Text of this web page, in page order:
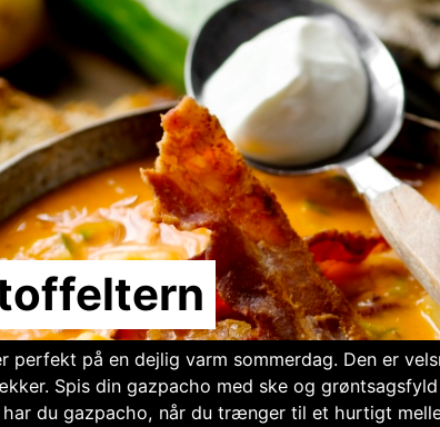
på en dejlig varm sommerdag. Den er
Spis din gazpacho med ske og
du gazpacho, når du trænger til et hurtigt